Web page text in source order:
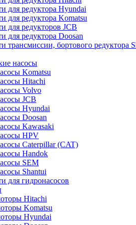
для редуктора Hyundai
для редуктора Komatsu
для редукторов JCB
для редуктора Doosan
трансмиссии, бортового редуктора
насосы
Komatsu
Hitachi
Volvo
JCB
Hyundai
Doosan
Kawasaki
HPV
Caterpillar (CAT)
Handok
SEM
Shantui
для гидронасосов
Hitachi
Komatsu
Hyundai